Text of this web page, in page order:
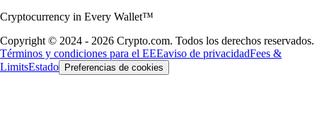
Cryptocurrency in Every Wallet™
Copyright © 2024 - 2026 Crypto.com. Todos los derechos reservados.
Términos y condiciones para el EEEaviso de privacidadFees &
LimitsEstado Preferencias de cookies